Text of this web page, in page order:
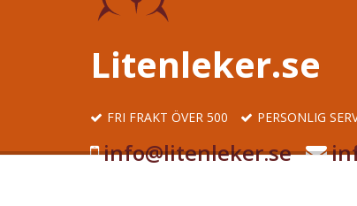
Litenleker.se
FRI FRAKT ÖVER 500 PERSONLIG
info@litenleker.se